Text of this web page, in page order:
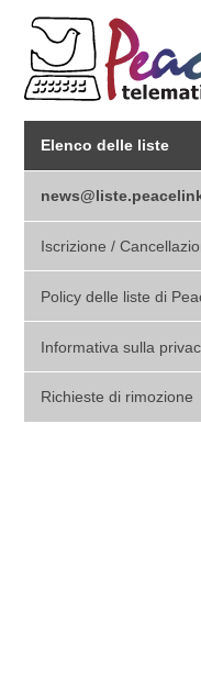
Elenco delle liste
Iscrizione /
Policy delle liste di
Informativa sulla
Richieste di rimozione